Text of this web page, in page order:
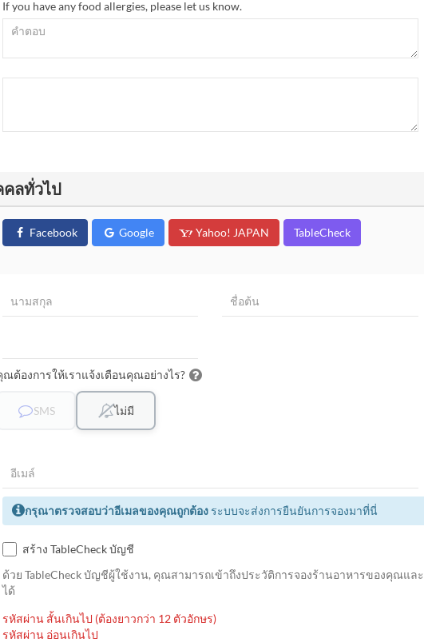
If you have any food allergies, please let us know.
ลทั่วไป
Facebook Google Yahoo! JAPAN TableCheck
ณต้องการให้เราแจ้งเตือนคุณอย่างไร?
SMS ไม่มี
กรุณาตรวจสอบว่าอีเมลของคุณถูกต้องระบบจะส่งการยืนยันการจองมาที่นี่
สร้าง TableCheck บัญชี
ด้วย TableCheck บัญชีผู้ใช้งาน, คุณสามารถเข้าถึงประวัติการจองร้านอาหารของคุณแล
ได้
รหัสผ่าน สั้นเกินไป (ต้องยาวกว่า 12 ตัวอักษร)
รหัสผ่าน อ่อนเกินไป